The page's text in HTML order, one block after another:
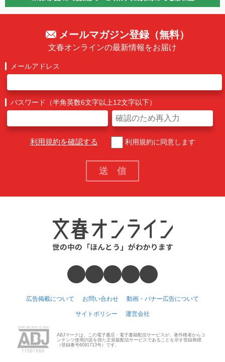
メールマガジン登録（無料）
文春オンラインの最新情報をお届け
メールアドレス
パスワード（半角英数6文字以上12文字以下）
利用規約を確認する 利用規約に同意します
広告掲載について お問い合わせ 動画・バナー広告について
サイトポリシー 運営会社
ABJマークは、この電子書店・電子書籍配信サービスが、著作権者からコ
ンテンツ使用許諾を得た正規版配信サービスであることを示す登録商標
（登録番号6091713号）です。